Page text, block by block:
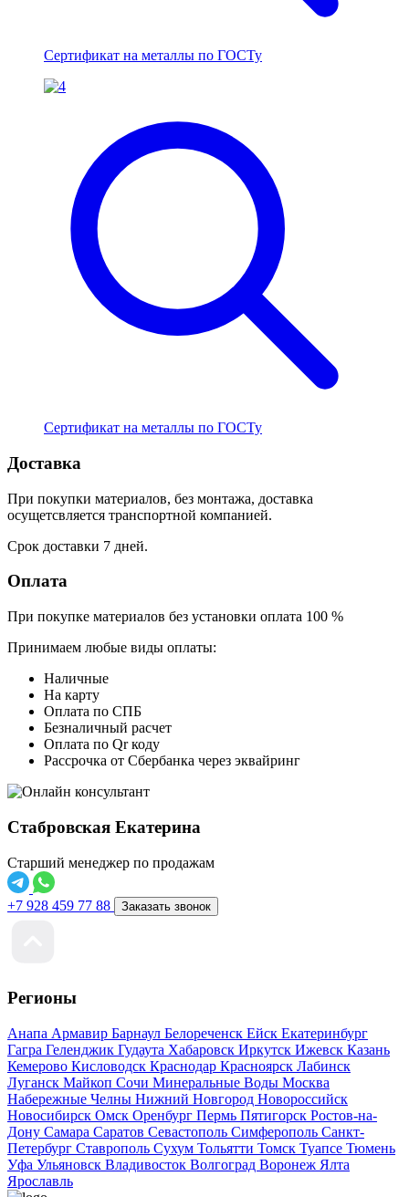
Сертификат на металлы по ГОСТу
Сертификат на металлы по ГОСТу
Доставка
При покупки материалов, без монтажа, доставка
осущетсвляется транспортной компанией.
Срок доставки 7 дней.
Оплата
При покупке материалов без установки оплата 100 %
Принимаем любые виды оплаты:
Наличные
На карту
Оплата по СПБ
Безналичный расчет
Оплата по Qr коду
Рассрочка от Сбербанка через эквайринг
Стабровская Екатерина
Старший менеджер по продажам
+7 928 459 77 88 Заказать звонок
Регионы
Анапа Армавир Барнаул Белореченск Ейск Екатеринбург
Гагра Геленджик Гудаута Хабаровск Иркутск Ижевск Казань
Кемерово Кисловодск Краснодар Красноярск Лабинск
Луганск Майкоп Сочи Минеральные Воды Москва
Набережные Челны Нижний Новгород Новороссийск
Новосибирск Омск Оренбург Пермь Пятигорск Ростов-на-
Дону Самара Саратов Севастополь Симферополь Санкт-
Петербург Ставрополь Сухум Тольятти Томск Туапсе Тюмень
Уфа Ульяновск Владивосток Волгоград Воронеж Ялта
Ярославль